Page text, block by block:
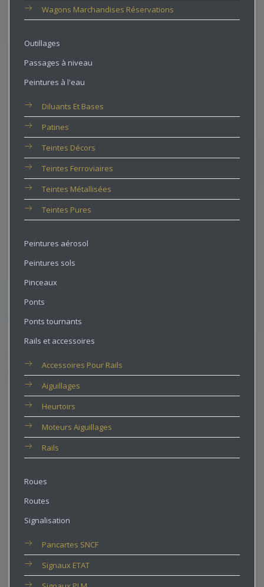
Wagons Marchandises Réservations
Outillages
Passages à niveau
Peintures à l'eau
Diluants Et Bases
Patines
Teintes Décors
Teintes Ferroviaires
Teintes Métallisées
Teintes Pures
Peintures aérosol
Peintures sols
Pinceaux
Ponts
Ponts tournants
Rails et accessoires
Accessoires Pour Rails
Aiguillages
Heurtoirs
Moteurs Aiguillages
Rails
Roues
Routes
Signalisation
Pancartes SNCF
Signaux ETAT